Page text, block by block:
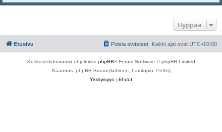
Hyppää
Etusivu Kaikki ajat ovat UTC+03:00
Poista evästeet
Keskustelufoorumin ohjelmisto phpBB® Forum Software © phpBB Limited
Käännös: phpBB Suomi (lurttinen, harritapio, Pettis)
Yksityisyys | Ehdot